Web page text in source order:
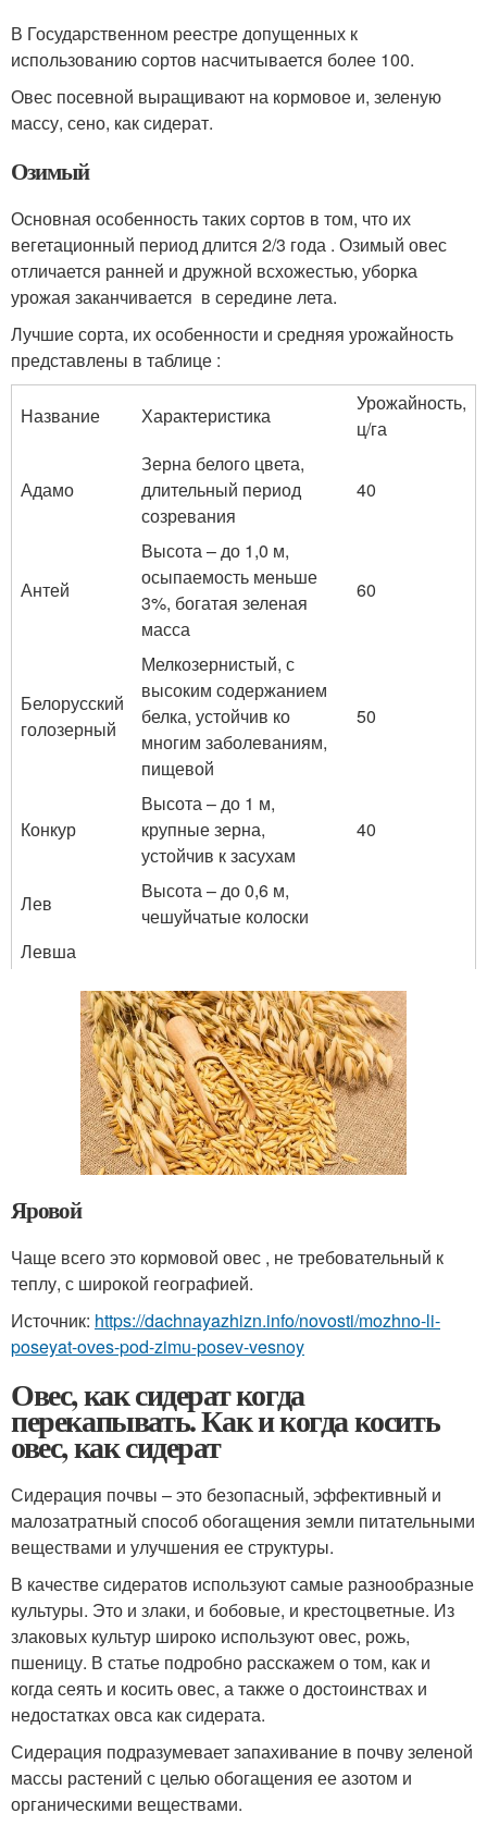
В Государственном реестре допущенных к
использованию сортов насчитывается более 100.
Овес посевной выращивают на кормовое и, зеленую
массу, сено, как сидерат.
Озимый
Основная особенность таких сортов в том, что их
вегетационный период длится 2/3 года . Озимый овес
отличается ранней и дружной всхожестью, уборка
урожая заканчивается в середине лета.
Лучшие сорта, их особенности и средняя урожайность
представлены в таблице :
Название Характеристика
Урожайность,
ц/га
Адамо
Зерна белого цвета,
длительный период
созревания
40
Антей
Высота – до 1,0 м,
осыпаемость меньше
3%, богатая зеленая
масса
60
Белорусский
голозерный
Мелкозернистый, с
высоким содержанием
белка, устойчив ко
многим заболеваниям,
пищевой
50
Конкур
Высота – до 1 м,
крупные зерна,
устойчив к засухам
40
Лев
Высота – до 0,6 м,
чешуйчатые колоски
Левша
Яровой
Чаще всего это кормовой овес , не требовательный к
теплу, с широкой географией.
Источник: https://dachnayazhizn.info/novosti/mozhno-li-
poseyat-oves-pod-zimu-posev-vesnoy
Овес, как сидерат когда
перекапывать. Как и когда косить
овес, как сидерат
Сидерация почвы – это безопасный, эффективный и
малозатратный способ обогащения земли питательными
веществами и улучшения ее структуры.
В качестве сидератов используют самые разнообразные
культуры. Это и злаки, и бобовые, и крестоцветные. Из
злаковых культур широко используют овес, рожь,
пшеницу. В статье подробно расскажем о том, как и
когда сеять и косить овес, а также о достоинствах и
недостатках овса как сидерата.
Сидерация подразумевает запахивание в почву зеленой
массы растений с целью обогащения ее азотом и
органическими веществами.